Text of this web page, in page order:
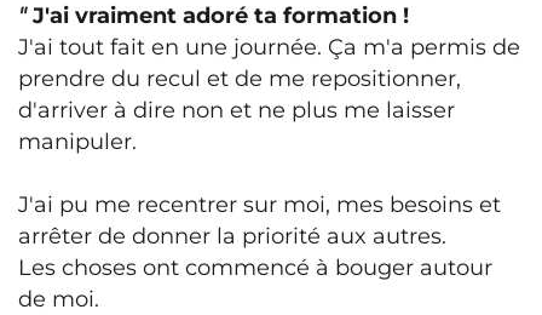
"J'ai vraiment adoré ta formation !
​J'ai tout fait en une journée. Ça m'a permis de
prendre du recul et de me repositionner,
d'arriver à dire non et ne plus me laisser
manipuler.
J'ai pu me recentrer sur moi, mes besoins et
arrêter de donner la priorité aux autres.
Les choses ont commencé à bouger autour
de moi.